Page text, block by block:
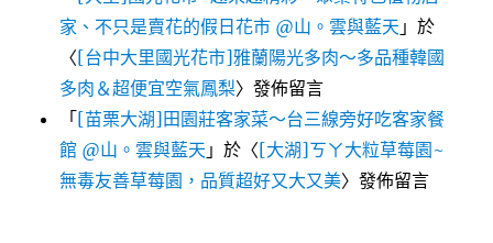
家、不只是賣花的假日花市 @山。雲與藍天 」於
〈[台中大里國光花市]雅蘭陽光多肉～多品種韓國
多肉＆超便宜空氣鳳梨〉發佈留言
「[苗栗大湖]田園莊客家菜～台三線旁好吃客家餐
館 @山。雲與藍天 」於〈[大湖]ㄎㄚ大粒草莓園~
無毒友善草莓園，品質超好又大又美〉發佈留言